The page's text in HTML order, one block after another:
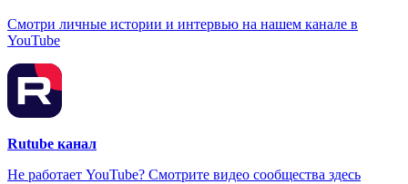
Смотри личные истории и интервью на нашем канале в
YouTube
Rutube канал
Не работает YouTube? Смотрите видео сообщества здесь